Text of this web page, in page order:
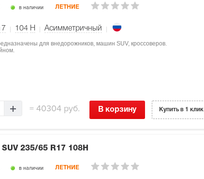
в наличии ЛЕТНИЕ
104 H Асимметричный
для внедорожников, машин SUV, кроссоверов.
=40304 руб. В корзину Купить в 1 клик
235/65 R17 108H
в наличии ЛЕТНИЕ